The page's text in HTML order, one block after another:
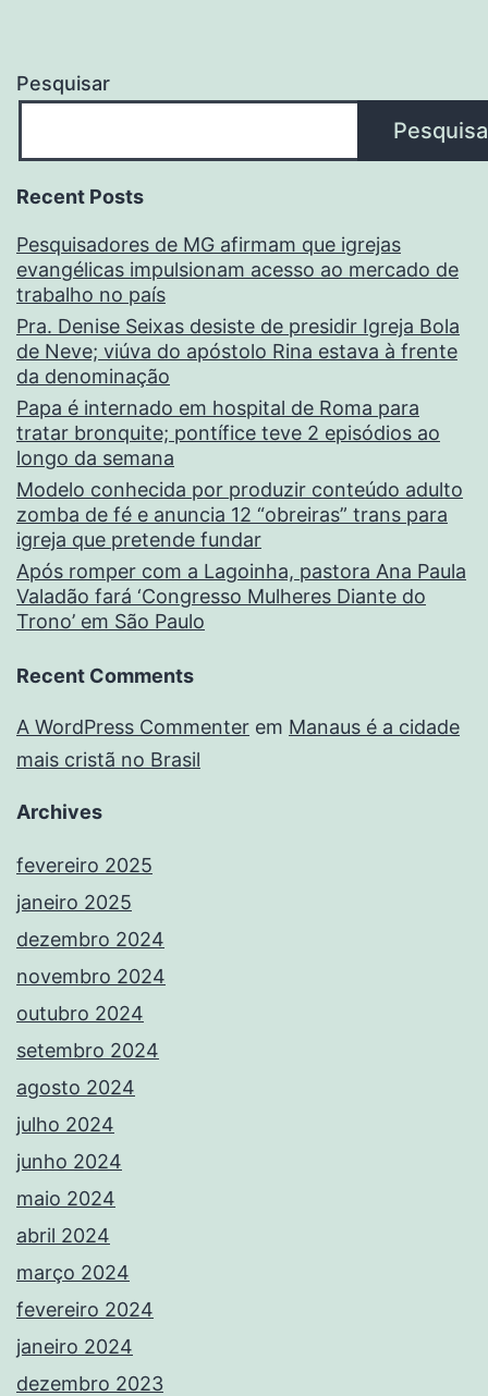
Pesquisar
Recent Posts
Pesquisadores de MG afirmam que igrejas
evangélicas impulsionam acesso ao mercado de
trabalho no país
Pra. Denise Seixas desiste de presidir Igreja Bola
de Neve; viúva do apóstolo Rina estava à frente
da denominação
Papa é internado em hospital de Roma para
tratar bronquite; pontífice teve 2 episódios ao
longo da semana
Modelo conhecida por produzir conteúdo adulto
zomba de fé e anuncia 12 “obreiras” trans para
igreja que pretende fundar
Após romper com a Lagoinha, pastora Ana Paula
Valadão fará ‘Congresso Mulheres Diante do
Trono’ em São Paulo
Recent Comments
A WordPress Commenter em Manaus é a cidade
mais cristã no Brasil
Archives
fevereiro 2025
janeiro 2025
dezembro 2024
novembro 2024
outubro 2024
setembro 2024
agosto 2024
julho 2024
junho 2024
maio 2024
abril 2024
março 2024
fevereiro 2024
janeiro 2024
dezembro 2023